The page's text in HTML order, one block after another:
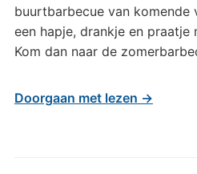
buurtbarbecue van komende
een hapje, drankje en
Kom dan naar de
Doorgaan met lezen →